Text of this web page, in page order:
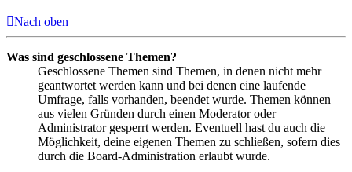
Nach oben
Was sind geschlossene Themen?
Geschlossene Themen sind Themen, in denen nicht mehr
geantwortet werden kann und bei denen eine laufende
Umfrage, falls vorhanden, beendet wurde. Themen können
aus vielen Gründen durch einen Moderator oder
Administrator gesperrt werden. Eventuell hast du auch die
Möglichkeit, deine eigenen Themen zu schließen, sofern dies
durch die Board-Administration erlaubt wurde.